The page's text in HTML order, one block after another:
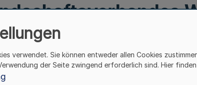
Satzung
die Erhebung von Elternbeiträgen für
verwendet. Sie können entweder allen Cookies
der Seite zwingend erforderlich sind. Hier